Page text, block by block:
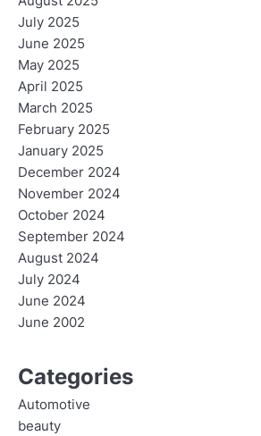
July 2025
June 2025
May 2025
April 2025
March 2025
February 2025
January 2025
December 2024
November 2024
October 2024
September 2024
August 2024
July 2024
June 2024
June 2002
Categories
Automotive
beauty